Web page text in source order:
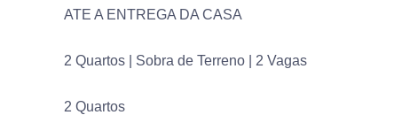
ATE A ENTREGA DA CASA
2 Quartos | Sobra de Terreno | 2 Vagas
2 Quartos